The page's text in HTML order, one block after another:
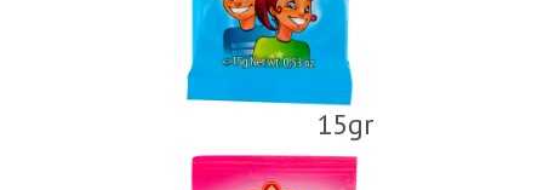
15gr